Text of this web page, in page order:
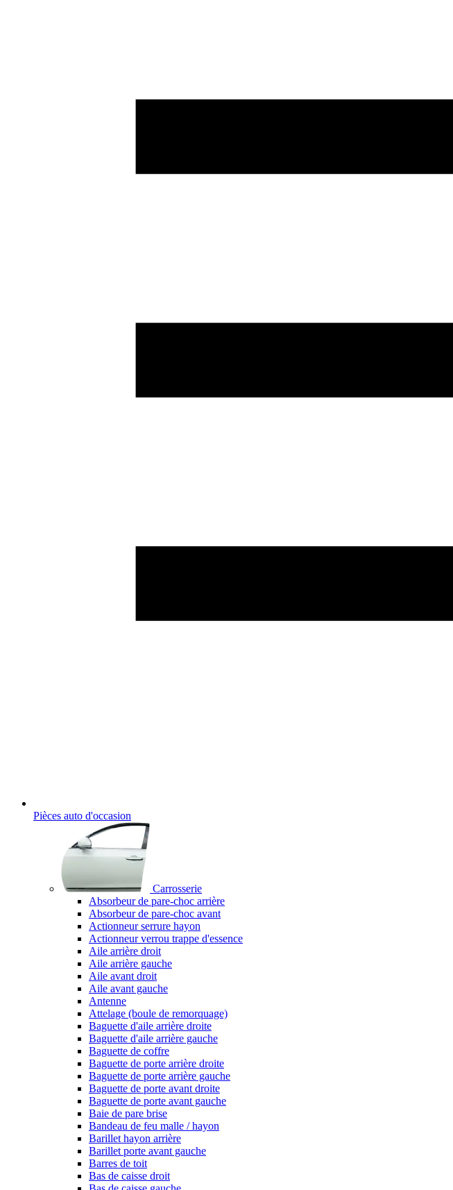
Pièces auto d'occasion
Carrosserie
Absorbeur de pare-choc arrière
Absorbeur de pare-choc avant
Actionneur serrure hayon
Actionneur verrou trappe d'essence
Aile arrière droit
Aile arrière gauche
Aile avant droit
Aile avant gauche
Antenne
Attelage (boule de remorquage)
Baguette d'aile arrière droite
Baguette d'aile arrière gauche
Baguette de coffre
Baguette de porte arrière droite
Baguette de porte arrière gauche
Baguette de porte avant droite
Baguette de porte avant gauche
Baie de pare brise
Bandeau de feu malle / hayon
Barillet hayon arrière
Barillet porte avant gauche
Barres de toit
Bas de caisse droit